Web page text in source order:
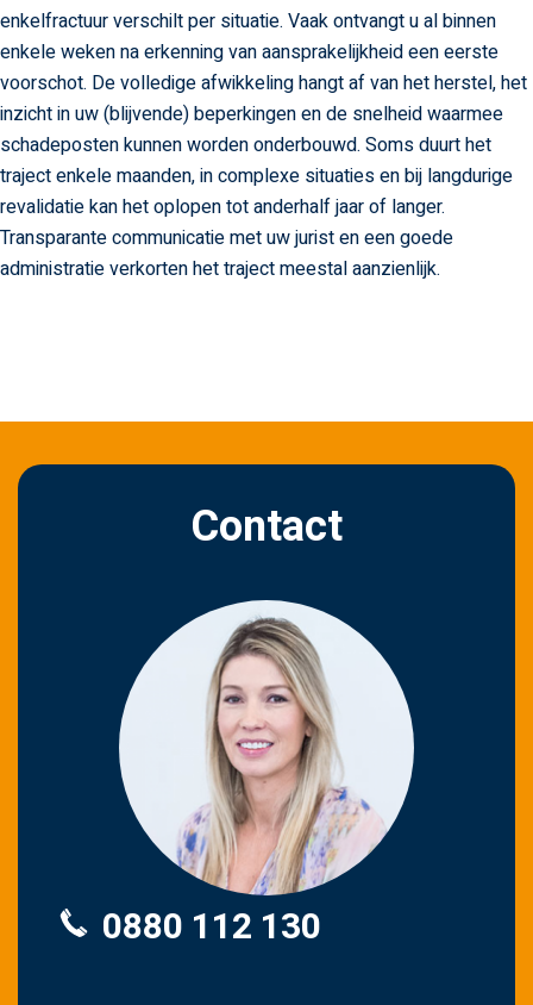
enkelfractuur verschilt per situatie. Vaak ontvangt u al binnen
enkele weken na erkenning van aansprakelijkheid een eerste
voorschot. De volledige afwikkeling hangt af van het herstel, het
inzicht in uw (blijvende) beperkingen en de snelheid waarmee
schadeposten kunnen worden onderbouwd. Soms duurt het
traject enkele maanden, in complexe situaties en bij langdurige
revalidatie kan het oplopen tot anderhalf jaar of langer.
Transparante communicatie met uw jurist en een goede
administratie verkorten het traject meestal aanzienlijk.
Contact
0880 112 130